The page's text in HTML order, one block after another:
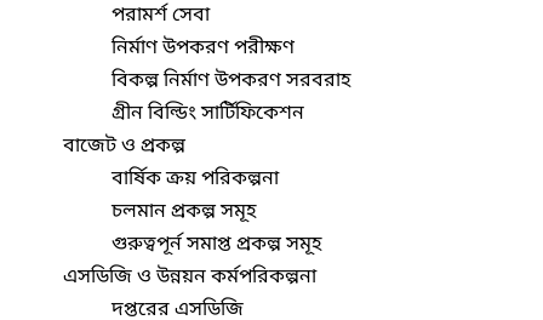
পরামর্শ সেবা
নির্মাণ উপকরণ পরীক্ষণ
বিকল্প নির্মাণ উপকরণ সরবরাহ
গ্রীন বিল্ডিং সার্টিফিকেশন
বাজেট ও প্রকল্প
বার্ষিক ক্রয় পরিকল্পনা
চলমান প্রকল্প সমূহ
গুরুত্বপূর্ন সমাপ্ত প্রকল্প সমূহ
এসডিজি ও উন্নয়ন কর্মপরিকল্পনা
দপ্তরের এসডিজি